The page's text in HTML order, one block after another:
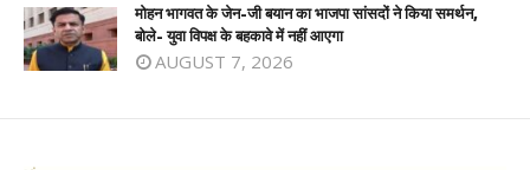
मोहन भागवत के जेन-जी बयान का भाजपा सांसदों ने किया समर्थन,
बोले- युवा विपक्ष के बहकावे में नहीं आएगा
AUGUST 7, 2026